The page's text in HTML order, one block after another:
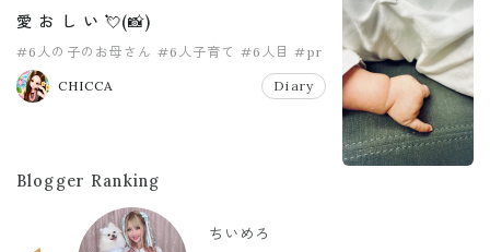
愛 お し い 💘(📸)
#6人の子のお母さん #6人子育て #6人目 #pr
#大家族
CHICCA
Diary
Blogger Ranking
ちいめろ